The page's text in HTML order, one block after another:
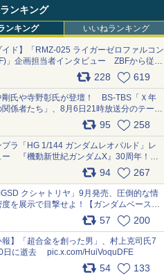
ンキング
ンキング いいねランキング
イド】「RMZ-025 ライガーゼロファルコン
」企画担当者インタビュー ZBFから従来
インまで再現可能なボリューム満点のキッ
ト pic.x.com/6zOqQAQKkX
228 619
剛氏や寺野彰氏が登壇！ BS-TBS「Ｘ年
関係者たち」、8月6日21時放送分のテーマ
は「超合金」！ pic.x.com/uWyt1uyuFm
95 258
プラ「HG 1/144 ガンダムレオパルド」レ
ー 『機動新世紀ガンダムX』30周年！イ
ーアームガトリングの変形機構まで再現し
フォーマットでキット化！
nszPIDTpbg
94 267
クシャトリヤ」9月発売、圧倒的な情
度を展示で目撃せよ！【ガンダムベース撮
り下ろし】 pic.x.com/3rPjsfk7qZ
57 200
報】「超合金を創った男」、村上克司氏7
月20日に逝去 pic.x.com/HuiVoquDFE
54 133